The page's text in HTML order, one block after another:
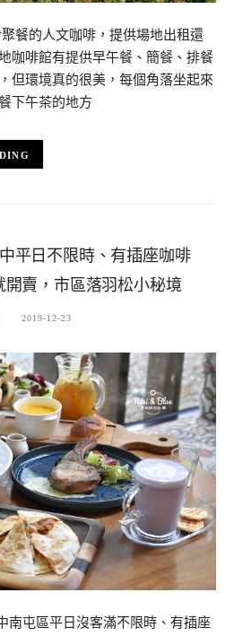
餐的人文咖啡，提供場地出租還
咖啡館有提供早午餐、簡餐、排餐
但環境真的很美，每個角落坐起來
下午茶的地方
平日不限時、有插座咖啡
開賣，市區落羽松小秘境
2019-12-23
南屯區平日沒客滿不限時、有插座